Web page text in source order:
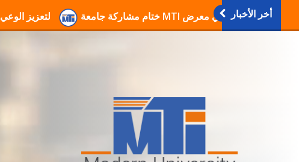
أخر الأخبار انطلاق فعاليات دورات التربية العسكرية والوطنية بجامعة MTI لتعزيز الوعي والانتماء